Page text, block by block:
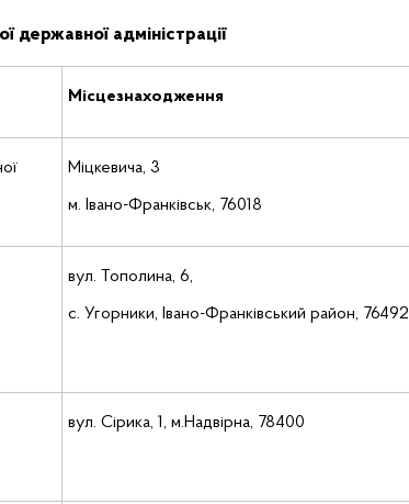
державної адміністрації
Місцезнаходження
Міцкевича, 3
м. Івано-Франківськ, 76018
вул. Тополина, 6,
с. Угорники, Івано-Франківський район, 76492
вул. Сірика, 1, м.Надвірна, 78400